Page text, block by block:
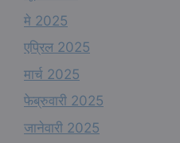
मे 2025
एप्रिल 2025
मार्च 2025
फेब्रुवारी 2025
जानेवारी 2025